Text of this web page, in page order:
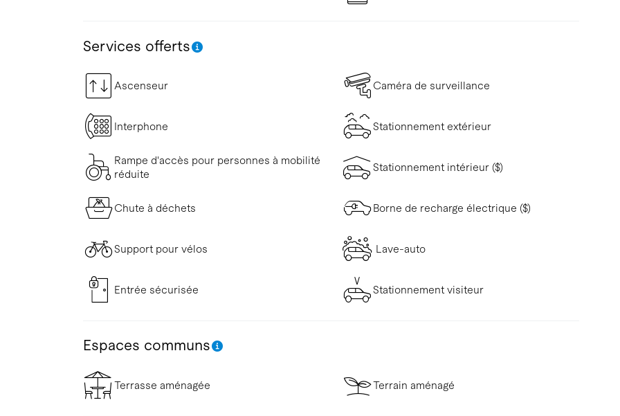
Services offerts
Ascenseur Caméra de surveillance
Interphone Stationnement extérieur
Rampe d'accès pour personnes à mobilité
réduite
Stationnement intérieur ($)
Chute à déchets Borne de recharge électrique ($)
Support pour vélos Lave-auto
Entrée sécurisée Stationnement visiteur
Espaces communs
Terrasse aménagée Terrain aménagé